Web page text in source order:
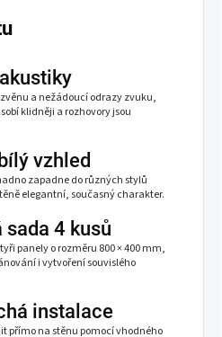
a nežádoucí odrazy zvuku,
klidněji a rozhovory jsou
vzhled
zapadne do různých stylů
elegantní, současný charakter.
sada 4 kusů
panely o rozměru 800 × 400 mm,
i vytvoření souvislého
instalace
přímo na stěnu pomocí vhodného